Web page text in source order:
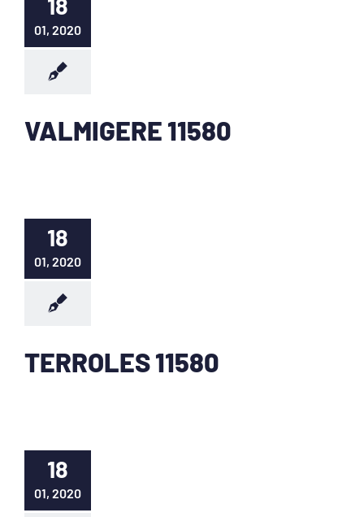
01, 2020
VALMIGERE 11580
18
01, 2020
TERROLES 11580
18
01, 2020